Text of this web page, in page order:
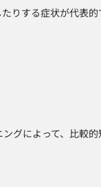
りする症状が代表的
グによって、比較